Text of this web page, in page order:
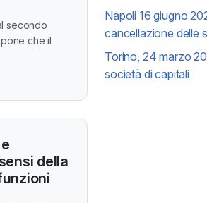
Napoli 16 giugno
cancellazione delle
Torino, 24 marzo
società di capitali
secondo
che il
della